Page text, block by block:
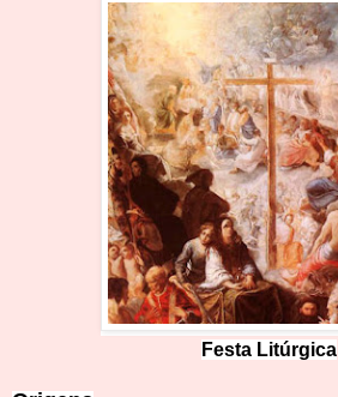
Festa Litúrgica